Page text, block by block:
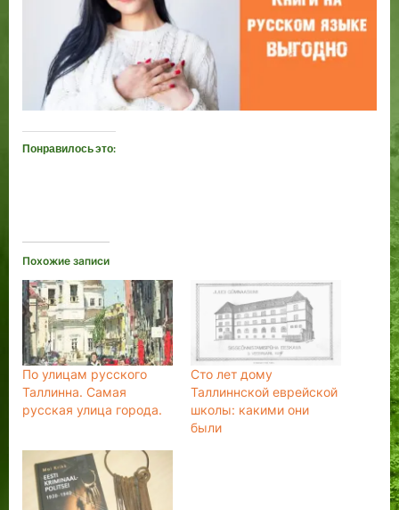
Понравилось это:
Похожие записи
По улицам русского
Таллинна. Самая
русская улица города.
Сто лет дому
Таллиннской еврейской
школы: какими они
были